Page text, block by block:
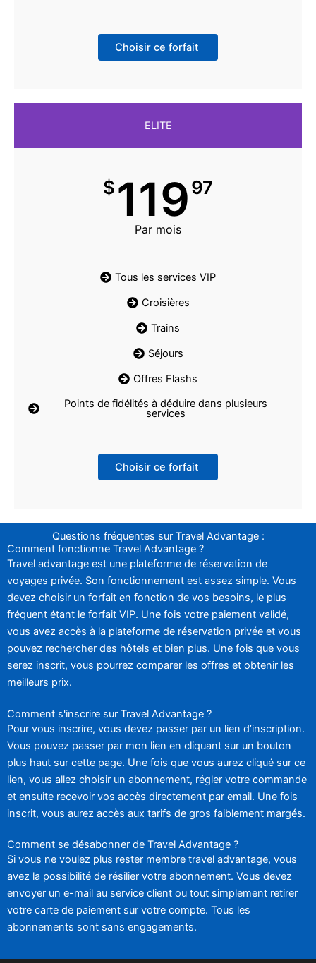
Choisir ce forfait
ELITE
$11997
Par mois
Tous les services VIP
Croisières
Trains
Séjours
Offres Flashs
Points de fidélités à déduire dans plusieurs
services
Choisir ce forfait
Questions fréquentes sur Travel Advantage :
Comment fonctionne Travel Advantage ?
Travel advantage est une plateforme de réservation de
voyages privée. Son fonctionnement est assez simple. Vous
devez choisir un forfait en fonction de vos besoins, le plus
fréquent étant le forfait VIP. Une fois votre paiement validé,
vous avez accès à la plateforme de réservation privée et vous
pouvez rechercher des hôtels et bien plus. Une fois que vous
serez inscrit, vous pourrez comparer les offres et obtenir les
meilleurs prix.
Comment s'inscrire sur Travel Advantage ?
Pour vous inscrire, vous devez passer par un lien d’inscription.
Vous pouvez passer par mon lien en cliquant sur un bouton
plus haut sur cette page. Une fois que vous aurez cliqué sur ce
lien, vous allez choisir un abonnement, régler votre commande
et ensuite recevoir vos accès directement par email. Une fois
inscrit, vous aurez accès aux tarifs de gros faiblement margés.
Comment se désabonner de Travel Advantage ?
Si vous ne voulez plus rester membre travel advantage, vous
avez la possibilité de résilier votre abonnement. Vous devez
envoyer un e-mail au service client ou tout simplement retirer
votre carte de paiement sur votre compte. Tous les
abonnements sont sans engagements.